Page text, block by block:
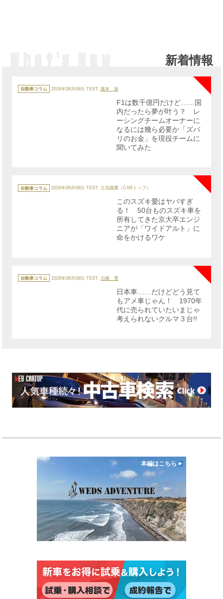
新着情報
テ
ゴ
自動車コラム 2026年08月09日 TEXT: 廣本 泉
NEW
F1は数千億円だけど……国
内だったら夢が叶う？ レ
ーシングチームオーナーに
なるには幾ら必要か「ズバ
リのお金」を現役チームに
聞いてみた
テ
ゴ
自動車コラム 2026年08月09日 TEXT: 立花義鷹（CARトップ）
このスズキ愛はヤバすぎ
る！ 50台ものスズキ車を
所有してきた京大卒エンジ
ニアが「ワイドアルト」に
命をかけるワケ
テ
ゴ
自動車コラム 2026年08月09日 TEXT: 石橋 寛
日本車……だけどどう見て
もアメ車じゃん！ 1970年
代に売られていたいまじゃ
考えられないクルマ３台!!
本編はこちら